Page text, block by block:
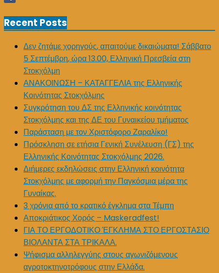
Recent Posts
Δεν ζητάμε χορηγούς, απαιτούμε δικαιώματα! Σάββατο
5 Σεπτέμβρη, ώρα 13.00, Ελληνική Πρεσβεία στη
Στοκχόλμη
ΑΝΑΚΟΙΝΩΣΗ – ΚΑΤΑΓΓΕΛΙΑ της Ελληνικής
Κοινότητας Στοκχόλμης
Συγκρότηση του ΔΣ της Ελληνικής κοινότητας
Στοκχόλμης και της ΔΕ του Γυναικείου τμήματος
Παράσταση με τον Χριστόφορο Ζαραλίκο!
Πρόσκληση σε ετήσια Γενική Συνέλευση (ΓΣ) της
Ελληνικής Κοινότητας Στοκχόλμης 2026.
Διήμερες εκδηλώσεις στην Ελληνική κοινότητα
Στοκχόλμης με αφορμή την Παγκόσμια μέρα της
Γυναίκας.
3 χρόνια από το κρατικό έγκλημα στα Τέμπη
Αποκριάτικος Χορός – Maskeradfest!
ΓΙΑ ΤΟ ΕΡΓΟΔΟΤΙΚΟ ΈΓΚΛΗΜΑ ΣΤΟ ΕΡΓΟΣΤΑΣΙΟ
ΒΙΟΛΑΝΤΑ ΣΤΑ ΤΡΙΚΑΛΑ.
Ψήφισμα αλληλεγγύης στους αγωνιζόμενους
αγροτοκτηνοτρόφους στην Ελλάδα.